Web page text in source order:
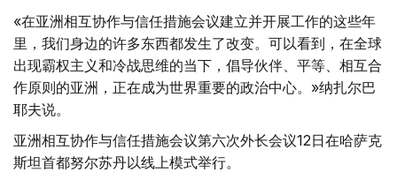
«在亚洲相互协作与信任措施会议建立并开展工作的这些年
里，我们身边的许多东西都发生了改变。可以看到，在全球
出现霸权主义和冷战思维的当下，倡导伙伴、平等、相互合
作原则的亚洲，正在成为世界重要的政治中心。»纳扎尔巴
耶夫说。
亚洲相互协作与信任措施会议第六次外长会议12日在哈萨克
斯坦首都努尔苏丹以线上模式举行。